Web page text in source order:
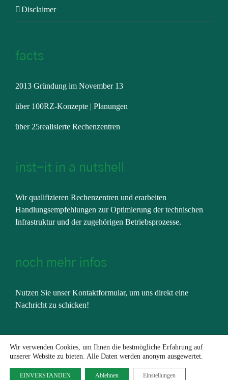
Disclaimer
facts
2013 Gründung im November 13
über 100RZ-Konzepte | Planungen
über 25realisierte Rechenzentren
inst-it in a nutshell
Wir qualifizieren Rechenzentren und erarbeiten
Handlungsempfehlungen zur Optimierung der technischen
Infrastruktur und der zugehörigen Betriebsprozesse.
noch mehr infos
Nutzen Sie unserKontaktformular, um uns direkt eine
Nachricht zu schicken!
Wir verwenden Cookies, um Ihnen die bestmögliche Erfahrung auf
unserer Website zu bieten. Alle Daten werden anonym ausgewertet.
EINVERSTANDEN Ablehnen Einstellungen